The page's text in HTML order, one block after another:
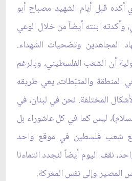
أكده قبل أيام الشهيد مصباح أبو
ابنته أيضاً من خلال الوعي
المجاهدين وتضحيات الشهداء.
أن الشعب الفلسطيني، وبالرغم
المنطقة والمثبّطات، يعي طريقه
المختلفة. نحن في لبنان، في
ليس كما في كل عاشوراء بل
مع شعب فلسطين في موقع واحد
نقف اليوم أيضاً لنجدد انتماءنا
المصير وإلى نفس المعركة.